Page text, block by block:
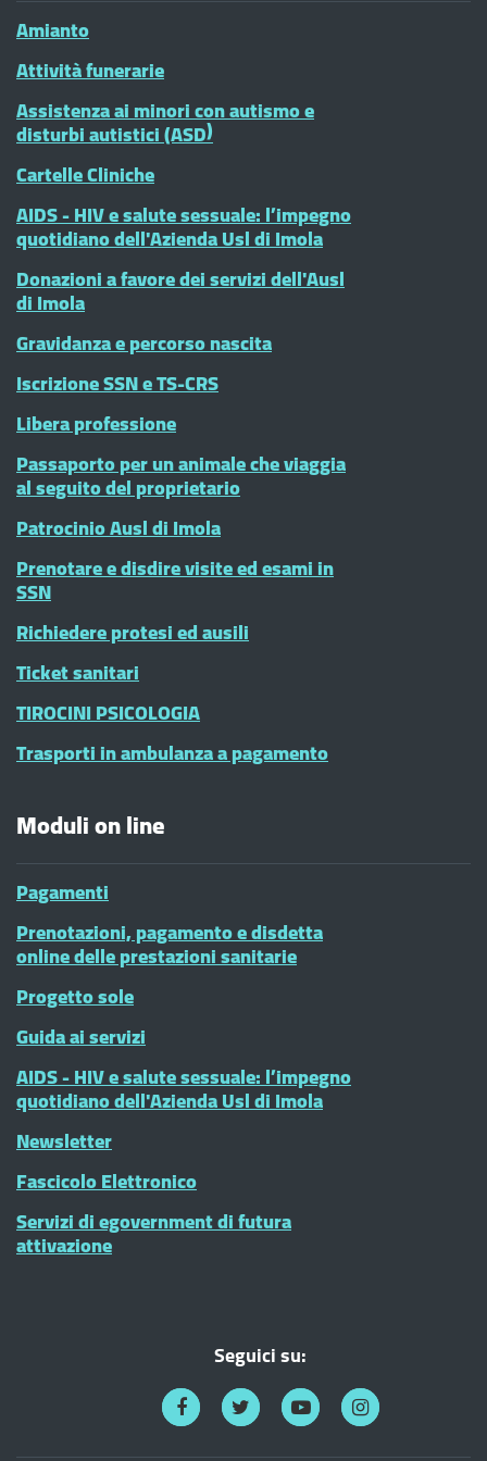
Amianto
Attività funerarie
Assistenza ai minori con autismo e
disturbi autistici (ASD)
Cartelle Cliniche
AIDS - HIV e salute sessuale: l’impegno
quotidiano dell'Azienda Usl di Imola
Donazioni a favore dei servizi dell'Ausl
di Imola
Gravidanza e percorso nascita
Iscrizione SSN e TS-CRS
Libera professione
Passaporto per un animale che viaggia
al seguito del proprietario
Patrocinio Ausl di Imola
Prenotare e disdire visite ed esami in
SSN
Richiedere protesi ed ausili
Ticket sanitari
TIROCINI PSICOLOGIA
Trasporti in ambulanza a pagamento
Moduli on line
Pagamenti
Prenotazioni, pagamento e disdetta
online delle prestazioni sanitarie
Progetto sole
Guida ai servizi
AIDS - HIV e salute sessuale: l’impegno
quotidiano dell'Azienda Usl di Imola
Newsletter
Fascicolo Elettronico
Servizi di egovernment di futura
attivazione
Seguici su: